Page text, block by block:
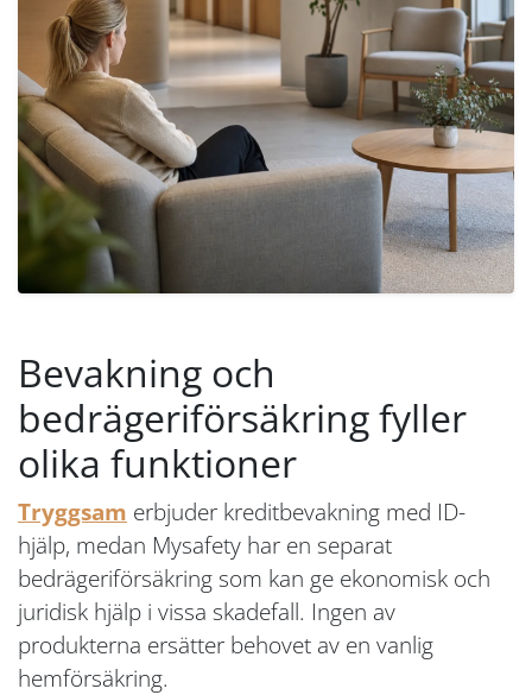
Bevakning och
bedrägeriförsäkring fyller
olika funktioner
Tryggsam erbjuder kreditbevakning med ID-
hjälp, medan Mysafety har en separat
bedrägeriförsäkring som kan ge ekonomisk och
juridisk hjälp i vissa skadefall. Ingen av
produkterna ersätter behovet av en vanlig
hemförsäkring.